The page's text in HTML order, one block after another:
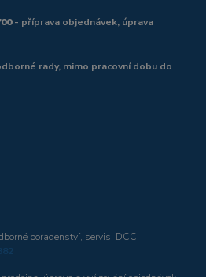
- příprava objednávek, úprava
rady, mimo pracovní dobu do
poradenství, servis, DCC